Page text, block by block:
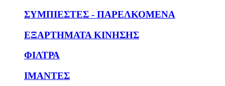
ΣΥΜΠΙΕΣΤΕΣ - ΠΑΡΕΛΚΟΜΕΝΑ
ΕΞΑΡΤΗΜΑΤΑ ΚΙΝΗΣΗΣ
ΦΙΛΤΡΑ
ΙΜΑΝΤΕΣ